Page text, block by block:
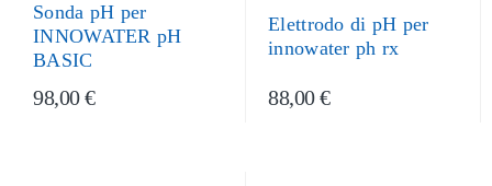
Sonda pH per
INNOWATER pH
BASIC
98,00 €
Elettrodo di pH per
innowater ph rx
88,00 €